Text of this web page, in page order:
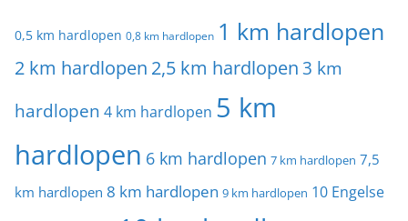
0,5 km hardlopen 0,8 km hardlopen 1 km hardlopen
2 km hardlopen 2,5 km hardlopen 3 km
hardlopen 4 km hardlopen 5 km
hardlopen 6 km hardlopen 7 km hardlopen 7,5
km hardlopen 8 km hardlopen 9 km hardlopen 10 Engelse